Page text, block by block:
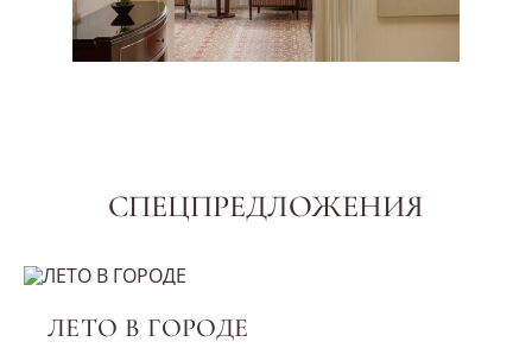
СПЕЦПРЕДЛОЖЕНИЯ
ЛЕТО В ГОРОДЕ